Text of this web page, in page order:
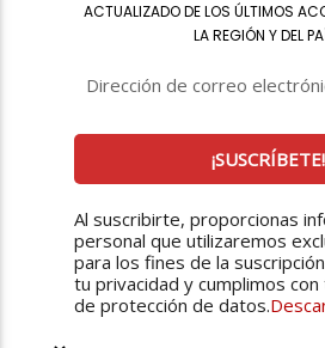
ACTUALIZADO DE LOS ÚLTIMOS
LA REGIÓN Y DEL
Al suscribirte, proporcionas
personal que utilizaremos
para los fines de la
tu privacidad y cumplimos
de protección de datos.